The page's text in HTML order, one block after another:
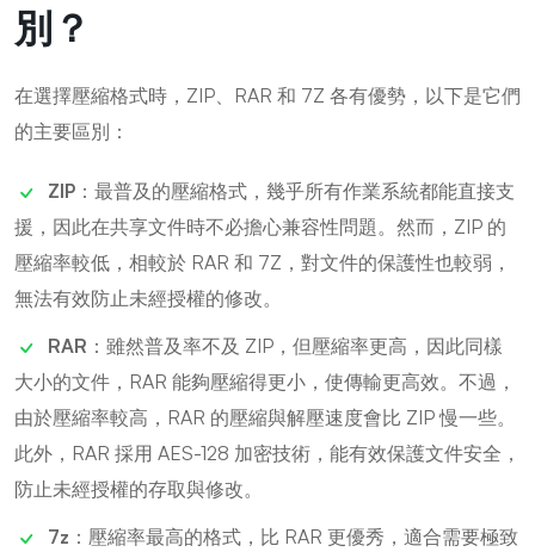
別？
在選擇壓縮格式時，ZIP、RAR 和 7Z 各有優勢，以下是它們
的主要區別：
ZIP ：最普及的壓縮格式，幾乎所有作業系統都能直接支
援，因此在共享文件時不必擔心兼容性問題。然而，ZIP 的
壓縮率較低，相較於 RAR 和 7Z，對文件的保護性也較弱，
無法有效防止未經授權的修改。
RAR ：雖然普及率不及 ZIP，但壓縮率更高，因此同樣
大小的文件，RAR 能夠壓縮得更小，使傳輸更高效。不過，
由於壓縮率較高，RAR 的壓縮與解壓速度會比 ZIP 慢一些。
此外，RAR 採用 AES-128 加密技術，能有效保護文件安全，
防止未經授權的存取與修改。
7z ：壓縮率最高的格式，比 RAR 更優秀，適合需要極致